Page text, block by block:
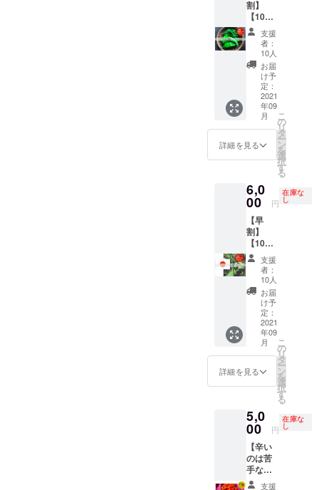
せしま
す。 ・
ミキ
サー
（また
はブレ
ダー）
をつか
うメ
ニュー
があり
ます。
あらか
ださ
い。 ・
激辛調
味料を
仕込み
しま
す。
ゴーグ
ルとビ
ニール
手袋の
ご用意
をお願
いしま
す。 料
理教室
講師）
年の活
動で
イのア
カ族や
モンゴ
ルの遊
プサ
ジュエ
ラ：チ
キンと
ヨーグ
ルトの
基本の
インド
カレー
・プ
リック
チン
ダー：
タイの
カレー
の素
– と
うがら
し詰め
合わ
せ：1kg
を想定
参加さ
れる方
へのご
確認事
項） ・
オンラ
イン教
室の時
間内に
講師と
一緒に
は、あ
らかじ
め指示
書にあ
る材料
を購入
し、必
によっ
て異な
ります
が、1株
あたり
300g〜
1kg程度
になり
ます。
・お届
け時期
は生育
状況に
応じ
動しま
す。詳
細は状
況を見
て相談
させて
くださ
い。
きるだ
け重な
らない
ように
並べて
置く。
風通し
の良い
日陰の
場所
で、自
燥。完
了の目
面にシ
ワがた
くさん
でき、
振ると
中で種
が転が
るのが
わかる
程度。
※但し、
生食限
定のと
うがら
しでは
乾燥保
存は不
可。
出てお
いしい
（辛く
はなり
ませ
ん） プ
リック
チン
ダー：
トムヤ
ものな
ど 保存
存：乾
燥しな
いよう
に保存
袋や
ラップ
で密閉
し、野
菜室に
入れ
る。水
分は傷
みの原
因にな
るた
きと
る。 冷
存：1つ
ずつ
ラップ
にくる
む。 乾
燥保
存：で
限定】
ピクル
スやサ
ルサ
ソース
など 保
存方
法） 冷
蔵保
存：乾
燥しな
に保存
袋や
し、野
菜室に
入れ
る。水
分は傷
みの原
因にな
るた
め、拭
きと
る。 冷
凍保
存：1つ
ずつ
む。 乾
燥保
け重な
らない
ように
並べて
置く。
風通し
て変動
しま
す。予
めご了
承くだ
さい。
調理方
法） 島
とうが
らし：
コー
レー
グース
肉みそ
など 八
房とう
がら
し：酢
漬けや
薬味な
ど。青
とうが
らしは
お米と
一緒に
炊くと
ダシが
出てお
（辛く
はなり
もとう
がら
し：炒
めもの
やパス
タなど
保存方
をチョ
イス
（写真
はイ
メージ
です）
プサ
ジュエ
ラ、中
国大牛
角椒、
ハラ
ペー
どを想
定。 ・
を想定
・品種/
発送量/
時期
は、生
育状況
によっ
て変動
しま
す。予
めご了
承くだ
さい。
調理方
カレー
や酢漬
けな
ど。生
食も可
中国大
牛角
割】
【10個
限定！
とうが
らしア
ジアン
1kgセッ
ト（辛
さレベ
ル：🌶
🌶）】
・十色
の畑で
採れた
中でア
ジア系
のとう
がらし
をチョ
イス
中国大
牛角
椒、プ
サジュ
エラ、
八房と
うがら
し、プ
リック
チン
ダーな
1kgを想
定 ・品
種/発送
は、生
育状況
によっ
て変動
支援
者：
10人
お届
け予
定：
2021
年09
月
詳細を見る
こ
の
リ
タ
ー
ン
を
選
択
す
る
6,0
00 円
在庫な
し
【早
割】
【10個
限定！
とうが
らし和
製1kg
セット
（辛さ
レベ
ル：🌶🌶
）】 ・
十色の
畑で採
れたと
で日本
系のと
うがら
しを
チョイ
ス（写
真はイ
支援
者：
10人
お届
け予
定：
2021
年09
月
詳細を見る
こ
の
リ
タ
ー
ン
を
選
択
す
る
5,0
00 円
在庫な
し
【辛い
のは苦
手な人
向け】
支援